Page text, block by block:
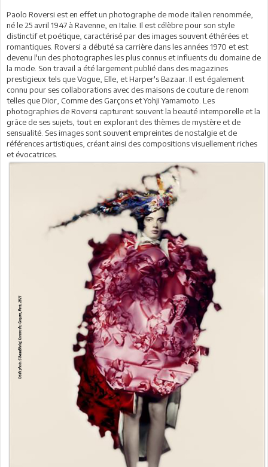
Paolo Roversi est en effet un photographe de mode italien renommée,
né le 25 avril 1947 à Ravenne, en Italie. Il est célèbre pour son style
distinctif et poétique, caractérisé par des images souvent éthérées et
romantiques. Roversi a débuté sa carrière dans les années 1970 et est
devenu l'un des photographes les plus connus et influents du domaine de
la mode. Son travail a été largement publié dans des magazines
prestigieux tels que Vogue, Elle, et Harper's Bazaar. Il est également
connu pour ses collaborations avec des maisons de couture de renom
telles que Dior, Comme des Garçons et Yohji Yamamoto. Les
photographies de Roversi capturent souvent la beauté intemporelle et la
grâce de ses sujets, tout en explorant des thèmes de mystère et de
sensualité. Ses images sont souvent empreintes de nostalgie et de
références artistiques, créant ainsi des compositions visuellement riches
et évocatrices.